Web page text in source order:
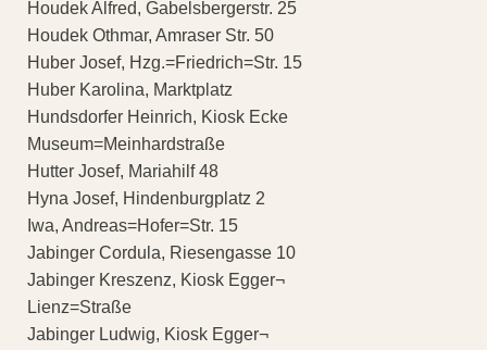
Houdek Alfred, Gabelsbergerstr. 25
Houdek Othmar, Amraser Str. 50
Huber Josef, Hzg.=Friedrich=Str. 15
Huber Karolina, Marktplatz
Hundsdorfer Heinrich, Kiosk Ecke
Museum=Meinhardstraße
Hutter Josef, Mariahilf 48
Hyna Josef, Hindenburgplatz 2
Iwa, Andreas=Hofer=Str. 15
Jabinger Cordula, Riesengasse 10
Jabinger Kreszenz, Kiosk Egger¬
Lienz=Straße
Jabinger Ludwig, Kiosk Egger¬